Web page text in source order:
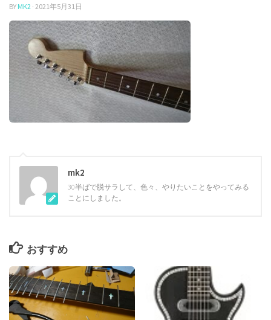
BY MK2 · 2021年5月31日
mk2
30半ばで脱サラして、色々、やりたいことをやってみる
ことにしました。
おすすめ